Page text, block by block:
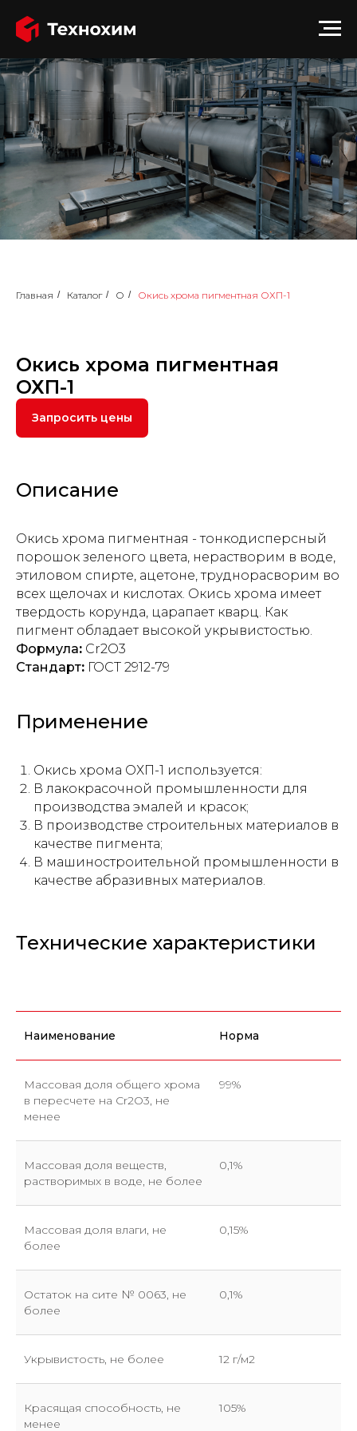
Главная / Каталог / О / Окись хрома пигментная ОХП-1
Окись хрома пигментная
ОХП-1
Запросить цены
Описание
Окись хрома пигментная - тонкодисперсный
порошок зеленого цвета, нерастворим в воде,
этиловом спирте, ацетоне, труднорасворим во
всех щелочах и кислотах. Окись хрома имеет
твердость корунда, царапает кварц. Как
пигмент обладает высокой укрывистостью.
Формула: Cr2O3
Стандарт: ГОСТ 2912-79
Применение
Окись хрома ОХП-1 используется:
В лакокрасочной промышленности для
производства эмалей и красок;
В производстве строительных материалов в
качестве пигмента;
В машиностроительной промышленности в
качестве абразивных материалов.
Технические характеристики
Наименование Норма
Массовая доля общего хрома
в пересчете на Cr2O3, не
менее
99%
Массовая доля веществ,
растворимых в воде, не более
0,1%
Массовая доля влаги, не
более
0,15%
Остаток на сите № 0063, не
более
0,1%
Укрывистость, не более 12 г/м2
Красящая способность, не
менее
105%
Отправить заявку